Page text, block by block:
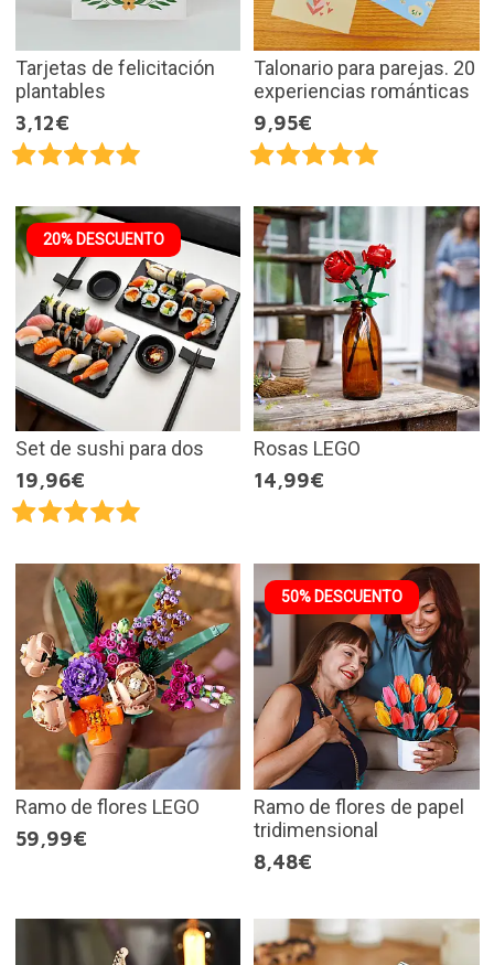
Tarjetas de felicitación
plantables
3,12€
Talonario para parejas. 20
experiencias románticas
9,95€
20% DESCUENTO
Set de sushi para dos
19,96€
Rosas LEGO
14,99€
Ramo de flores LEGO
59,99€
50% DESCUENTO
Ramo de flores de papel
tridimensional
8,48€